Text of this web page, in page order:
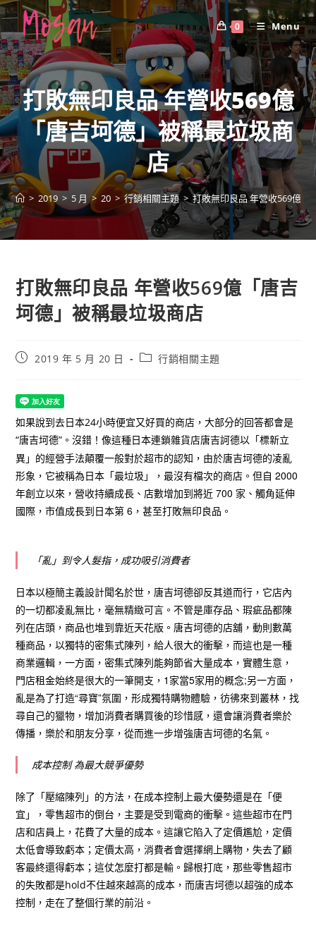
Skip
content
0 Menu
打敗無印良品 年營收569億
「唐吉坷德」被稱最垃圾商
店
> 2019 > 5 月 > 20 > 行銷相關主題 > 打敗無印良品 年營收569億「
打敗無印良品 年營收569億「唐吉
坷德」被稱最垃圾商店
Post2019 年 5 月 20 日
Post行銷相關主題
如果說到去日本24小時便宜又好買的商店，大部分的回答都會是
“唐吉坷德”。沒錯！像這種日本連鎖雜貨店唐吉訶德以 「標新立
異」 的經營手法顛覆一般對於超市的認知，由於唐吉坷德的凌亂
形象，它被稱為日本「最垃圾」，最沒有檔次的商店。但自 2000
年創立以來，營收持續成長、店數增加到將近 700 家、觸角延伸
國際，市值成長到日本第 6，甚至打敗無印良品。
「亂」到令人髮指，成功吸引消費者
日本以極簡主義設計聞名於世，唐吉坷德卻反其道而行，它店內
的一切都凌亂無比，毫無精緻可言。不管是庫存品、瑕疵品都陳
列在店頭，商品也堆到靠近天花版。唐吉坷德的店舖，動則數萬
種商品，以獨特的密集式陳列，給人很大的衝擊，而這也是一種
商業邏輯，一方面，密集式陳列能夠節省大量成本，實體生意，
門店租金始終是很大的一筆開支，1家當5家用的概念;另一方面，
亂是為了打造“尋寶”氛圍，形成獨特購物體驗，彷彿來到叢林，找
尋自己的獵物，增加消費者購買後的珍惜感，還會讓消費者樂於
傳播，樂於和朋友分享，從而進一步增強唐吉坷德的名氣。
成本控制 為最大競爭優勢
除了「壓縮陳列」的方法，在成本控制上最大優勢還是在「便
宜」，零售超市的倒台，主要是受到電商的衝擊。這些超市在門
店和店員上，花費了大量的成本。這讓它陷入了定價尷尬，定價
太低會導致虧本；定價太高，消費者會選擇網上購物，失去了顧
客最終還得虧本；這仗怎麼打都是輸。歸根打底，那些零售超市
的失敗都是hold不住越來越高的成本，而唐吉坷德以超強的成本
控制，走在了整個行業的前沿。